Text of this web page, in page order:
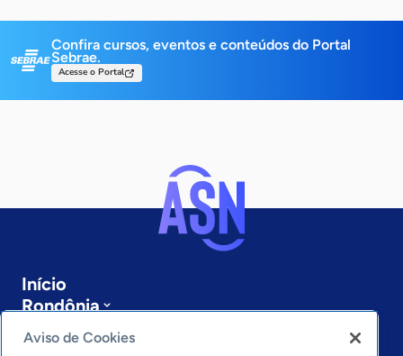
Confira cursos, eventos e conteúdos do Portal
Sebrae.
Acesse o Portal
Início
Rondônia
Sobre a ASN
Últimas notícias
Aviso de Cookies